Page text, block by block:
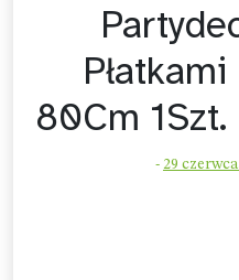
80Cm
- 29 czerwca